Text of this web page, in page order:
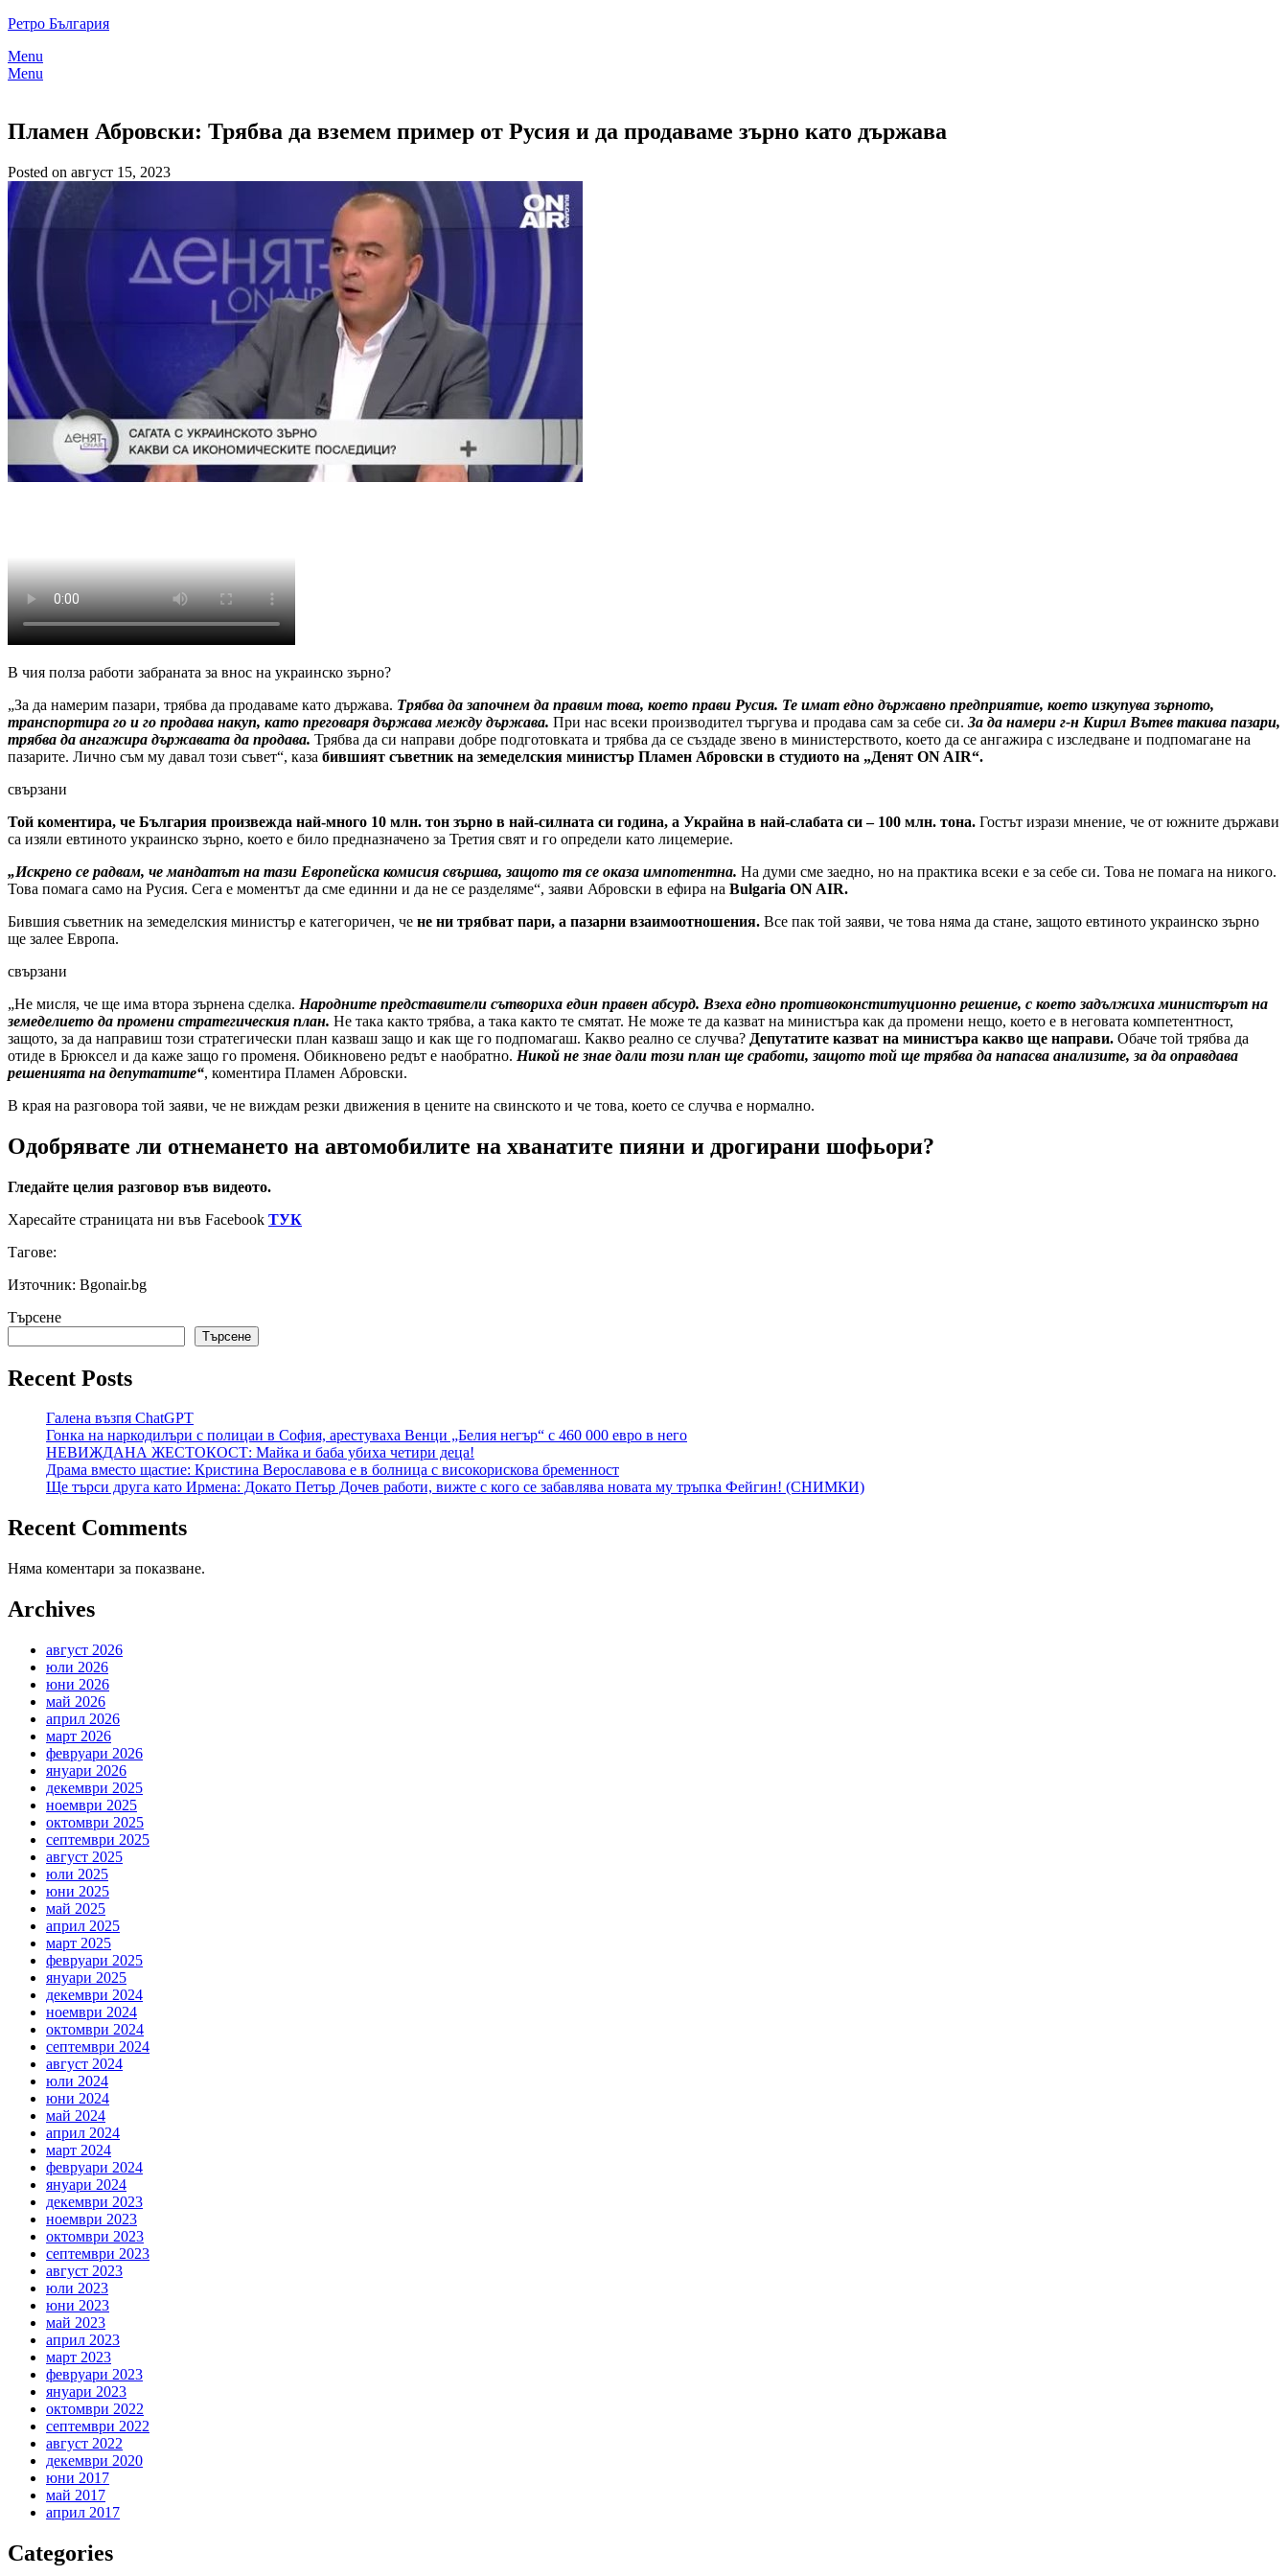
Skip
content
Ретро България
Menu
Menu
Пламен Абровски: Трябва да вземем пример от Русия и да продаваме зърно като държава
Posted on август 15, 2023
В чия полза работи забраната за внос на украинско зърно?
„За да намерим пазари, трябва да продаваме като държава. Трябва да започнем да правим това, което прави Русия. Те имат едно държавно предприятие, което изкупува зърното,
транспортира го и го продава накуп, като преговаря държава между държава. При нас всеки производител търгува и продава сам за себе си. За да намери г-н Кирил Вътев такива пазари,
трябва да ангажира държавата да продава. Трябва да си направи добре подготовката и трябва да се създаде звено в министерството, което да се ангажира с изследване и подпомагане на
пазарите. Лично съм му давал този съвет“, каза бившият съветник на земеделския министър Пламен Абровски в студиото на „Денят ON AIR“.
свързани
Той коментира, че България произвежда най-много 10 млн. тон зърно в най-силната си година, а Украйна в най-слабата си – 100 млн. тона. Гостът изрази мнение, че от южните държави
са изяли евтиното украинско зърно, което е било предназначено за Третия свят и го определи като лицемерие.
„Искрено се радвам, че мандатът на тази Европейска комисия свършва, защото тя се оказа импотентна. На думи сме заедно, но на практика всеки е за себе си. Това не помага на никого.
Това помага само на Русия. Сега е моментът да сме единни и да не се разделяме“, заяви Абровски в ефира на Bulgaria ON AIR.
Бившия съветник на земеделския министър е категоричен, че не ни трябват пари, а пазарни взаимоотношения. Все пак той заяви, че това няма да стане, защото евтиното украинско зърно
ще залее Европа.
свързани
„Не мисля, че ще има втора зърнена сделка. Народните представители сътвориха един правен абсурд. Взеха едно противоконституционно решение, с което задължиха министърът на
земеделието да промени стратегическия план. Не така както трябва, а така както те смятат. Не може те да казват на министъра как да промени нещо, което е в неговата компетентност,
защото, за да направиш този стратегически план казваш защо и как ще го подпомагаш. Какво реално се случва? Депутатите казват на министъра какво ще направи. Обаче той трябва да
отиде в Брюксел и да каже защо го променя. Обикновено редът е наобратно. Никой не знае дали този план ще сработи, защото той ще трябва да напасва анализите, за да оправдава
решенията на депутатите“, коментира Пламен Абровски.
В края на разговора той заяви, че не виждам резки движения в цените на свинското и че това, което се случва е нормално.
Одобрявате ли отнемането на автомобилите на хванатите пияни и дрогирани шофьори?
Гледайте целия разговор във видеото.
Харесайте страницата ни във Facebook ТУК
Тагове:
Източник: Bgonair.bg
Търсене
Търсене
Recent Posts
Галена възпя ChatGPT
Гонка на наркодилъри с полицаи в София, арестуваха Венци „Белия негър“ с 460 000 евро в него
НЕВИЖДАНА ЖЕСТОКОСТ: Майка и баба убиха четири деца!
Драма вместо щастие: Кристина Верославова е в болница с високорискова бременност
Ще търси друга като Ирмена: Докато Петър Дочев работи, вижте с кого се забавлява новата му тръпка Фейгин! (СНИМКИ)
Recent Comments
Няма коментари за показване.
Archives
август 2026
юли 2026
юни 2026
май 2026
април 2026
март 2026
февруари 2026
януари 2026
декември 2025
ноември 2025
октомври 2025
септември 2025
август 2025
юли 2025
юни 2025
май 2025
април 2025
март 2025
февруари 2025
януари 2025
декември 2024
ноември 2024
октомври 2024
септември 2024
август 2024
юли 2024
юни 2024
май 2024
април 2024
март 2024
февруари 2024
януари 2024
декември 2023
ноември 2023
октомври 2023
септември 2023
август 2023
юли 2023
юни 2023
май 2023
април 2023
март 2023
февруари 2023
януари 2023
октомври 2022
септември 2022
август 2022
декември 2020
юни 2017
май 2017
април 2017
Categories